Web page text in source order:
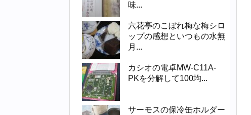
味...
六花亭のこぼれ梅な梅シロ
ップの感想といつもの水無
月...
カシオの電卓MW-C11A-
PKを分解して100均...
サーモスの保冷缶ホルダー